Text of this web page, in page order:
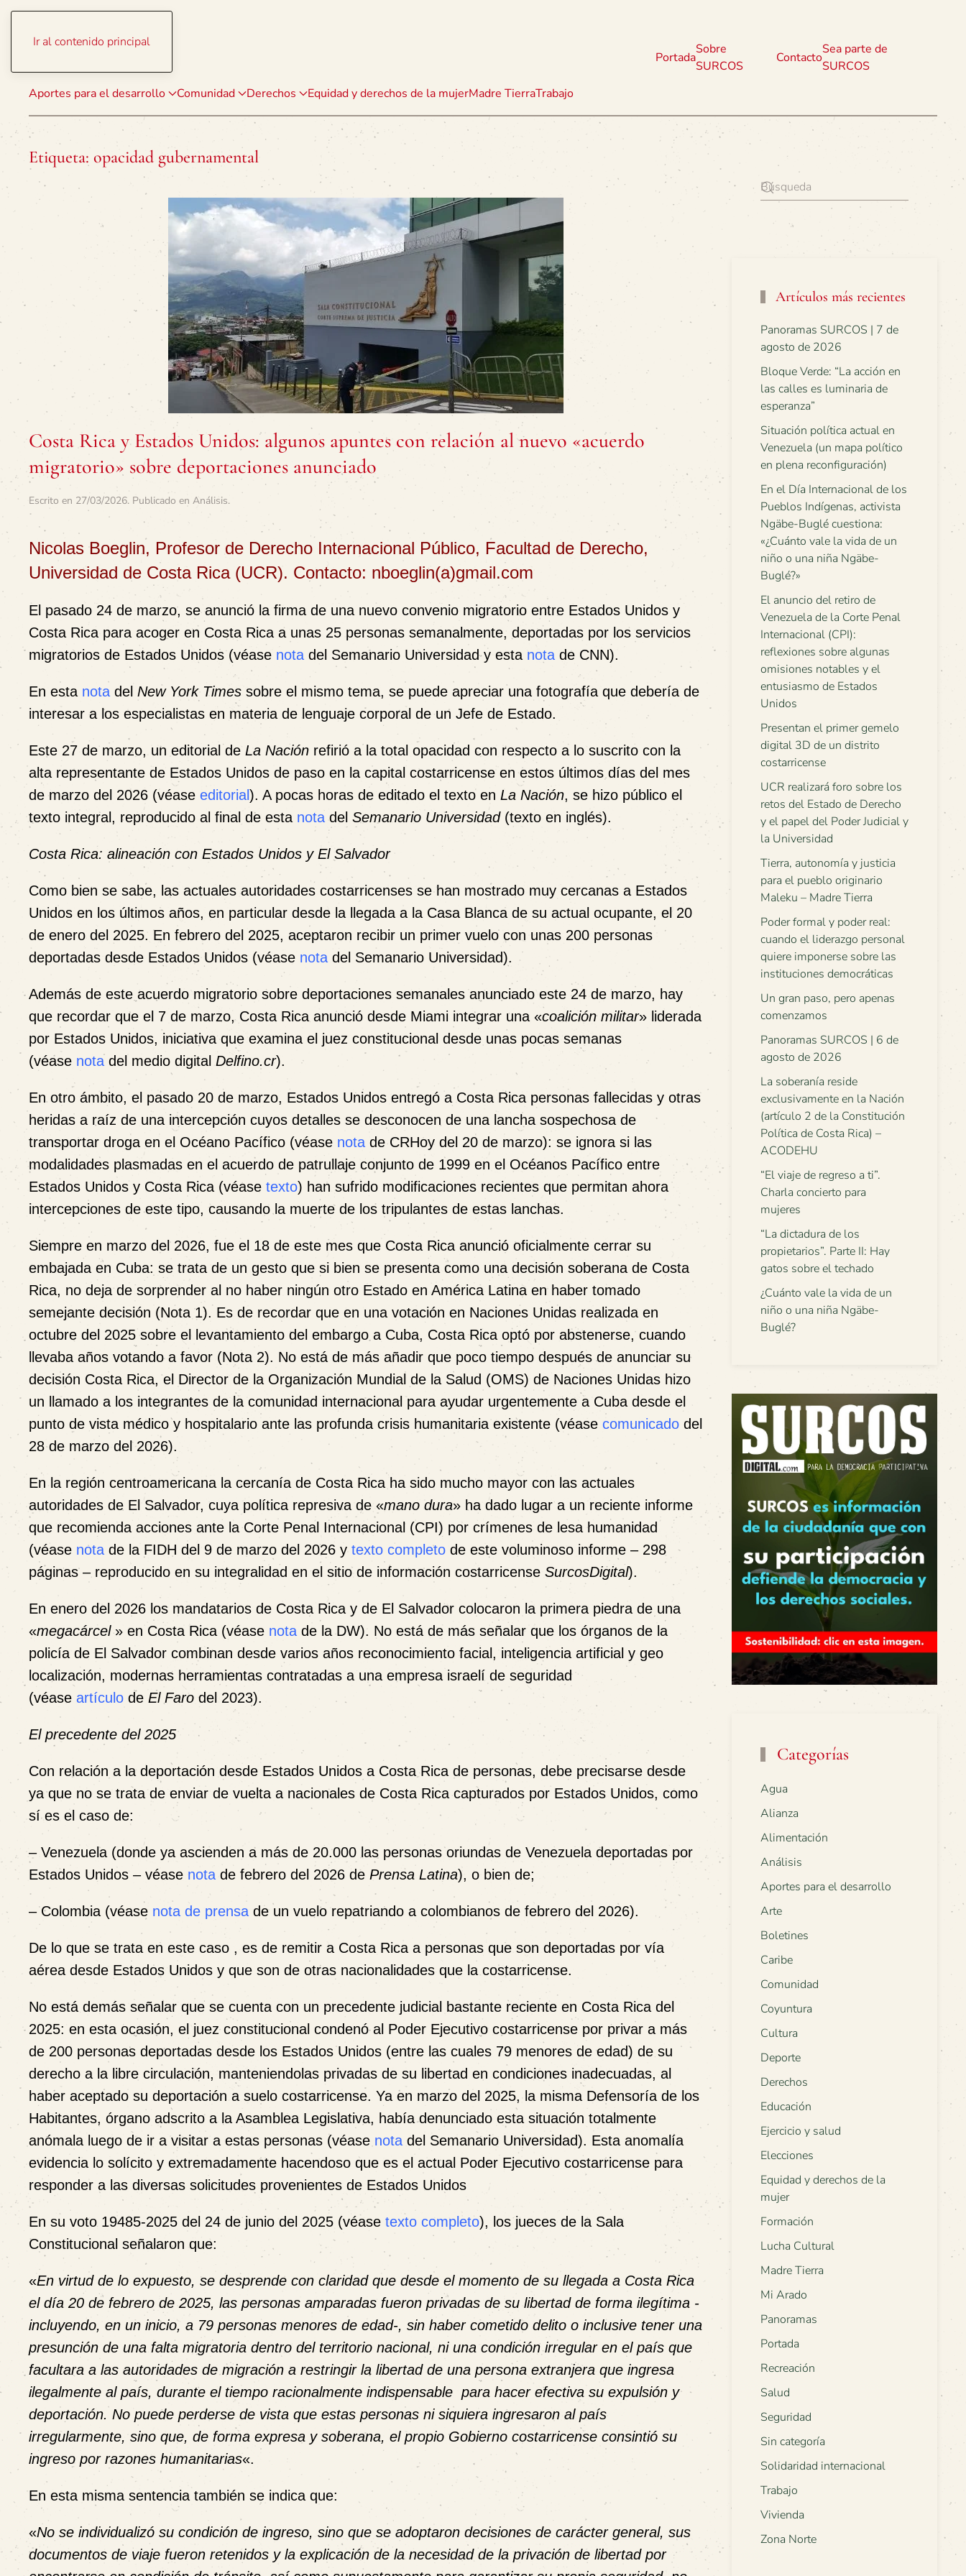
Ir al contenido principal
Aportes para el desarrollo Comunidad Derechos Equidad y derechos de la mujerMadre TierraTrabajo
Portada
Sobre
SURCOS
Contacto
Sea parte de
SURCOS
Etiqueta: opacidad gubernamental
Costa Rica y Estados Unidos: algunos apuntes con relación al nuevo «acuerdo
migratorio» sobre deportaciones anunciado
Escrito en 27/03/2026. Publicado en Análisis.
Nicolas Boeglin, Profesor de Derecho Internacional Público, Facultad de Derecho,
Universidad de Costa Rica (UCR). Contacto: nboeglin(a)gmail.com
El pasado 24 de marzo, se anunció la firma de una nuevo convenio migratorio entre Estados Unidos y
Costa Rica para acoger en Costa Rica a unas 25 personas semanalmente, deportadas por los servicios
migratorios de Estados Unidos (véase nota del Semanario Universidad y esta nota de CNN).
En esta nota del New York Times sobre el mismo tema, se puede apreciar una fotografía que debería de
interesar a los especialistas en materia de lenguaje corporal de un Jefe de Estado.
Este 27 de marzo, un editorial de La Nación refirió a la total opacidad con respecto a lo suscrito con la
alta representante de Estados Unidos de paso en la capital costarricense en estos últimos días del mes
de marzo del 2026 (véase editorial). A pocas horas de editado el texto en La Nación, se hizo público el
texto integral, reproducido al final de esta nota del Semanario Universidad(texto en inglés).
Costa Rica: alineación con Estados Unidos y El Salvador
Como bien se sabe, las actuales autoridades costarricenses se han mostrado muy cercanas a Estados
Unidos en los últimos años, en particular desde la llegada a la Casa Blanca de su actual ocupante, el 20
de enero del 2025. En febrero del 2025, aceptaron recibir un primer vuelo con unas 200 personas
deportadas desde Estados Unidos (véase nota del Semanario Universidad).
Además de este acuerdo migratorio sobre deportaciones semanales anunciado este 24 de marzo, hay
que recordar que el 7 de marzo, Costa Rica anunció desde Miami integrar una «coalición militar» liderada
por Estados Unidos, iniciativa que examina el juez constitucional desde unas pocas semanas
(véase nota del medio digital Delfino.cr).
En otro ámbito, el pasado 20 de marzo, Estados Unidos entregó a Costa Rica personas fallecidas y otras
heridas a raíz de una intercepción cuyos detalles se desconocen de una lancha sospechosa de
transportar droga en el Océano Pacífico (véase nota de CRHoy del 20 de marzo): se ignora si las
modalidades plasmadas en el acuerdo de patrullaje conjunto de 1999 en el Océanos Pacífico entre
Estados Unidos y Costa Rica (véase texto) han sufrido modificaciones recientes que permitan ahora
intercepciones de este tipo, causando la muerte de los tripulantes de estas lanchas.
Siempre en marzo del 2026, fue el 18 de este mes que Costa Rica anunció oficialmente cerrar su
embajada en Cuba: se trata de un gesto que si bien se presenta como una decisión soberana de Costa
Rica, no deja de sorprender al no haber ningún otro Estado en América Latina en haber tomado
semejante decisión (Nota 1). Es de recordar que en una votación en Naciones Unidas realizada en
octubre del 2025 sobre el levantamiento del embargo a Cuba, Costa Rica optó por abstenerse, cuando
llevaba años votando a favor (Nota 2). No está de más añadir que poco tiempo después de anunciar su
decisión Costa Rica, el Director de la Organización Mundial de la Salud (OMS) de Naciones Unidas hizo
un llamado a los integrantes de la comunidad internacional para ayudar urgentemente a Cuba desde el
punto de vista médico y hospitalario ante las profunda crisis humanitaria existente (véase comunicado del
28 de marzo del 2026).
En la región centroamericana la cercanía de Costa Rica ha sido mucho mayor con las actuales
autoridades de El Salvador, cuya política represiva de «mano dura» ha dado lugar a un reciente informe
que recomienda acciones ante la Corte Penal Internacional (CPI) por crímenes de lesa humanidad
(véase nota de la FIDH del 9 de marzo del 2026 y texto completo de este voluminoso informe – 298
páginas – reproducido en su integralidad en el sitio de información costarricense SurcosDigital).
En enero del 2026 los mandatarios de Costa Rica y de El Salvador colocaron la primera piedra de una
«megacárcel» en Costa Rica (véase nota de la DW). No está de más señalar que los órganos de la
policía de El Salvador combinan desde varios años reconocimiento facial, inteligencia artificial y geo
localización, modernas herramientas contratadas a una empresa israelí de seguridad
(véase artículo de El Faro del 2023).
El precedente del 2025
Con relación a la deportación desde Estados Unidos a Costa Rica de personas, debe precisarse desde
ya que no se trata de enviar de vuelta a nacionales de Costa Rica capturados por Estados Unidos, como
sí es el caso de:
– Venezuela (donde ya ascienden a más de 20.000 las personas oriundas de Venezuela deportadas por
Estados Unidos – véase nota de febrero del 2026 de Prensa Latina), o bien de;
– Colombia (véase nota de prensa de un vuelo repatriando a colombianos de febrero del 2026).
De lo que se trata en este caso , es de remitir a Costa Rica a personas que son deportadas por vía
aérea desde Estados Unidos y que son de otras nacionalidades que la costarricense.
No está demás señalar que se cuenta con un precedente judicial bastante reciente en Costa Rica del
2025: en esta ocasión, el juez constitucional condenó al Poder Ejecutivo costarricense por privar a más
de 200 personas deportadas desde los Estados Unidos (entre las cuales 79 menores de edad) de su
derecho a la libre circulación, manteniendolas privadas de su libertad en condiciones inadecuadas, al
haber aceptado su deportación a suelo costarricense. Ya en marzo del 2025, la misma Defensoría de los
Habitantes, órgano adscrito a la Asamblea Legislativa, había denunciado esta situación totalmente
anómala luego de ir a visitar a estas personas (véase nota del Semanario Universidad). Esta anomalía
evidencia lo solícito y extremadamente hacendoso que es el actual Poder Ejecutivo costarricense para
responder a las diversas solicitudes provenientes de Estados Unidos
En su voto 19485-2025 del 24 de junio del 2025 (véase texto completo), los jueces de la Sala
Constitucional señalaron que:
«En virtud de lo expuesto, se desprende con claridad que desde el momento de su llegada a Costa Rica
el día 20 de febrero de 2025, las personas amparadas fueron privadas de su libertad de forma ilegítima -
incluyendo, en un inicio, a 79 personas menores de edad-, sin haber cometido delito o inclusive tener una
presunción de una falta migratoria dentro del territorio nacional, ni una condición irregular en el país que
facultara a las autoridades de migración a restringir la libertad de una persona extranjera que ingresa
ilegalmente al país, durante el tiempo racionalmente indispensable para hacer efectiva su expulsión y
deportación. No puede perderse de vista que estas personas ni siquiera ingresaron al país
irregularmente, sino que, de forma expresa y soberana, el propio Gobierno costarricense consintió su
ingreso por razones humanitarias«.
En esta misma sentencia también se indica que:
«No se individualizó su condición de ingreso, sino que se adoptaron decisiones de carácter general, sus
documentos de viaje fueron retenidos y la explicación de la necesidad de la privación de libertad por
Artículos más recientes
Panoramas SURCOS | 7 de
agosto de 2026
Bloque Verde: “La acción en
las calles es luminaria de
esperanza”
Situación política actual en
Venezuela (un mapa político
en plena reconfiguración)
En el Día Internacional de los
Pueblos Indígenas, activista
Ngäbe-Buglé cuestiona:
«¿Cuánto vale la vida de un
niño o una niña Ngäbe-
Buglé?»
El anuncio del retiro de
Venezuela de la Corte Penal
Internacional (CPI):
reflexiones sobre algunas
omisiones notables y el
entusiasmo de Estados
Unidos
Presentan el primer gemelo
digital 3D de un distrito
costarricense
UCR realizará foro sobre los
retos del Estado de Derecho
y el papel del Poder Judicial y
la Universidad
Tierra, autonomía y justicia
para el pueblo originario
Maleku – Madre Tierra
Poder formal y poder real:
cuando el liderazgo personal
quiere imponerse sobre las
instituciones democráticas
Un gran paso, pero apenas
comenzamos
Panoramas SURCOS | 6 de
agosto de 2026
La soberanía reside
exclusivamente en la Nación
(artículo 2 de la Constitución
Política de Costa Rica) –
ACODEHU
“El viaje de regreso a ti”.
Charla concierto para
mujeres
“La dictadura de los
propietarios”. Parte II: Hay
gatos sobre el techado
¿Cuánto vale la vida de un
niño o una niña Ngäbe-
Buglé?
Categorías
Agua
Alianza
Alimentación
Análisis
Aportes para el desarrollo
Arte
Boletines
Caribe
Comunidad
Coyuntura
Cultura
Deporte
Derechos
Educación
Ejercicio y salud
Elecciones
Equidad y derechos de la
mujer
Formación
Lucha Cultural
Madre Tierra
Mi Arado
Panoramas
Portada
Recreación
Salud
Seguridad
Sin categoría
Solidaridad internacional
Trabajo
Vivienda
Zona Norte